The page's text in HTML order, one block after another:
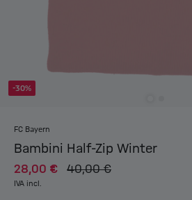
-30%
FC Bayern
Bambini Half-Zip Winter
28,00 € 40,00 €
IVA incl.